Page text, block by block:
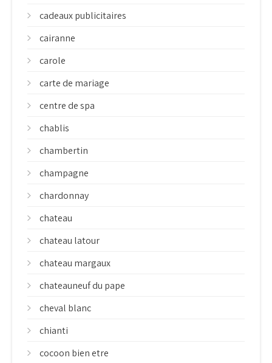
cadeaux publicitaires
cairanne
carole
carte de mariage
centre de spa
chablis
chambertin
champagne
chardonnay
chateau
chateau latour
chateau margaux
chateauneuf du pape
cheval blanc
chianti
cocoon bien etre